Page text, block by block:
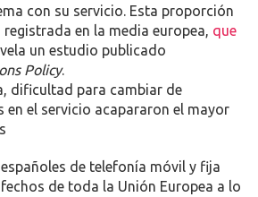
con su servicio. Esta proporción
en la media europea, que
un estudio publicado
Policy.
dificultad para cambiar de
en el servicio acapararon el mayor
de telefonía móvil y fija
de toda la Unión Europea a lo